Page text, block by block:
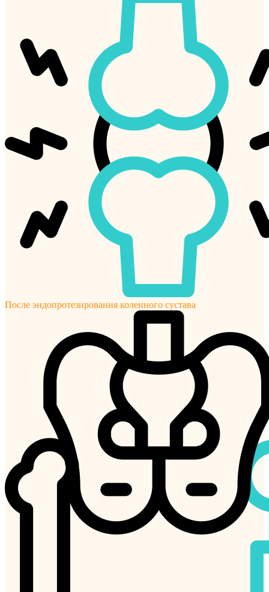
После эндопротезирования коленного сустава